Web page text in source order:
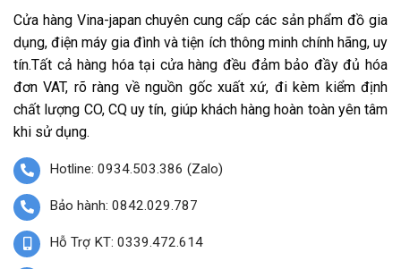
Cửa hàng Vina-japan chuyên cung cấp các sản phẩm đồ gia
dụng, điện máy gia đình và tiện ích thông minh chính hãng, uy
tín.Tất cả hàng hóa tại cửa hàng đều đảm bảo đầy đủ hóa
đơn VAT, rõ ràng về nguồn gốc xuất xứ, đi kèm kiểm định
chất lượng CO, CQ uy tín, giúp khách hàng hoàn toàn yên tâm
khi sử dụng.
Hotline: 0934.503.386 (Zalo)
Bảo hành: 0842.029.787
Hỗ Trợ KT: 0339.472.614